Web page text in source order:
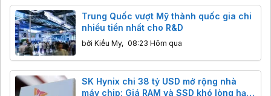
Trung Quốc vượt Mỹ thành quốc gia chi
nhiều tiền nhất cho R&D
bởi Kiều My, 08:23 Hôm qua
SK Hynix chi 38 tỷ USD mở rộng nhà
máy chip: Giá RAM và SSD khó lòng hạ